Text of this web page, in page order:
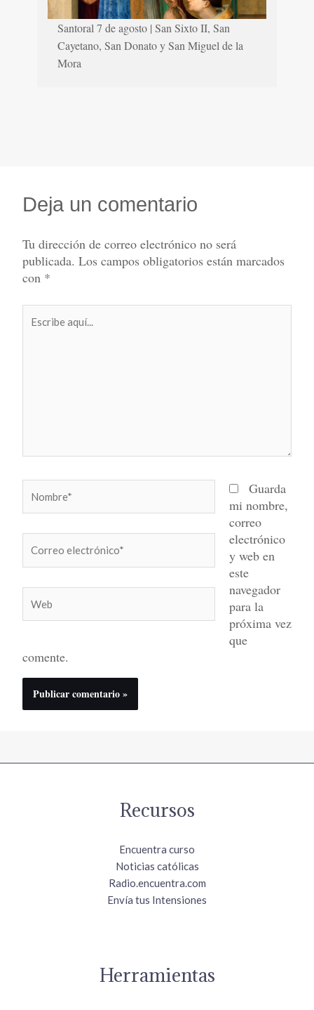
Santoral 7 de agosto | San Sixto II, San
Cayetano, San Donato y San Miguel de la
Mora
Deja un comentario
Tu dirección de correo electrónico no será
publicada. Los campos obligatorios están marcados
con *
aquí...
electrónico*
Guarda
mi nombre,
correo
electrónico
y web en
este
navegador
para la
próxima vez
que
comente.
Recursos
Encuentra curso
Noticias católicas
Radio.encuentra.com
Envía tus Intensiones
Herramientas